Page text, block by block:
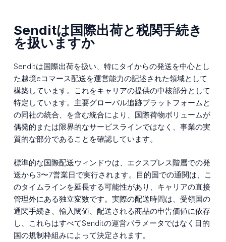
Senditは国際出荷と税関手続き
を扱いますか
Senditは国際出荷を扱い、特にタイからの発送を中心とし
た越境eコマース配送を運営能力の記述された領域として
構築しています。これをキャリアの提供の中核部分として
特定しています。主要グローバル追跡プラットフォームと
の同社の統合、を含む統合により、国際荷物ボリュームが
偶発的または限界的なサービスラインではなく、事業の実
質的な部分であることを確認しています。
標準的な国際配送ウィンドウは、エクスプレス階層での発
送から3〜7営業日で実行されます。目的国での通関は、こ
のタイムラインを延長する可能性があり、キャリアの直接
管理外にある独立変数です。実際の配送時間は、受領国の
通関手続き、輸入閾値、配送される商品の申告価値に依存
し、これらはすべてSenditの運営パラメータではなく目的
国の規制枠組みによって決定されます。